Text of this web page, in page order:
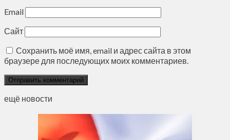
Email
Сайт
Сохранить моё имя, email и адрес сайта в этом
браузере для последующих моих комментариев.
ещё новости